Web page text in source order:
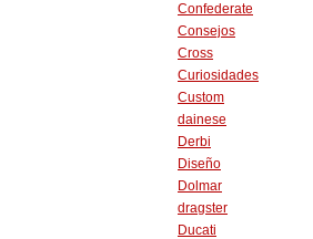
Confederate
Consejos
Cross
Curiosidades
Custom
dainese
Derbi
Diseño
Dolmar
dragster
Ducati